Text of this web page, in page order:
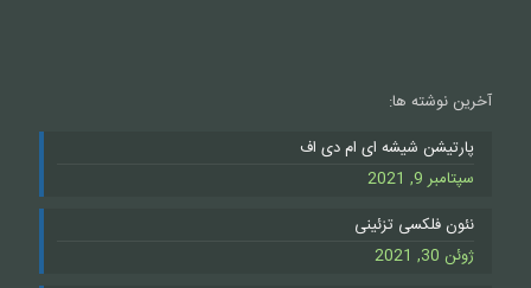
آخرین نوشته ها:
پارتیشن شیشه ای ام دی اف
سپتامبر 9, 2021
نئون فلکسی تزئینی
ژوئن 30, 2021